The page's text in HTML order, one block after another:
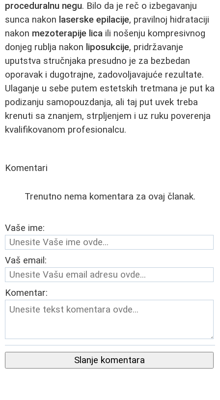
proceduralnu negu. Bilo da je reč o izbegavanju
sunca nakon laserske epilacije, pravilnoj hidrataciji
nakon mezoterapije lica ili nošenju kompresivnog
donjeg rublja nakon liposukcije, pridržavanje
uputstva stručnjaka presudno je za bezbedan
oporavak i dugotrajne, zadovoljavajuće rezultate.
Ulaganje u sebe putem estetskih tretmana je put ka
podizanju samopouzdanja, ali taj put uvek treba
krenuti sa znanjem, strpljenjem i uz ruku poverenja
kvalifikovanom profesionalcu.
Komentari
Trenutno nema komentara za ovaj članak.
Vaše ime:
Vaš email:
Komentar:
Slanje komentara